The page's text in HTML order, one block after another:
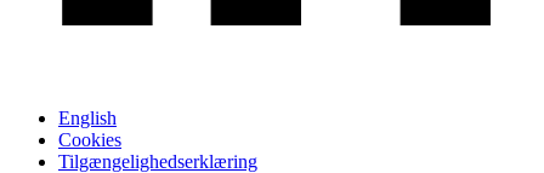
English
Cookies
Tilgængelighedserklæring